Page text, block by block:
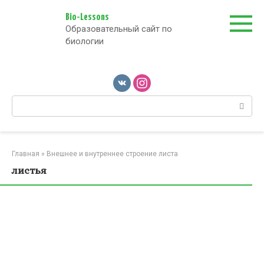
Bio-Lessons
Образовательный сайт по
биологии
Поиск:
Главная » Внешнее и внутреннее строение листа
листья